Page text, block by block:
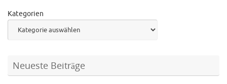
Kategorien
Neueste Beiträge